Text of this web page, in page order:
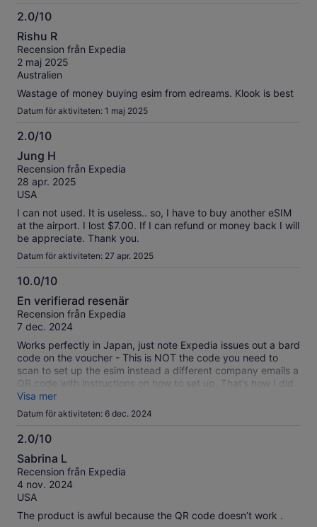
2.0/10
2.0
av
10
Rishu R
Recension från Expedia
2 maj 2025
Australien
Wastage of money buying esim from edreams. Klook is best
Datum för aktiviteten: 1 maj 2025
2.0/10
2.0
av
10
Jung H
Recension från Expedia
28 apr. 2025
USA
I can not used. It is useless.. so, I have to buy another eSIM
at the airport. I lost $7.00. If I can refund or money back I will
be appreciate. Thank you.
Datum för aktiviteten: 27 apr. 2025
10.0/10
10.0
av
10
En verifierad resenär
Recension från Expedia
7 dec. 2024
Works perfectly in Japan, just note Expedia issues out a bard
code on the voucher - This is NOT the code you need to
scan to set up the esim instead a different company emails a
QR code with instructions on how to set up. That’s how I did
mine on my iPhone 13
Visa mer
Datum för aktiviteten: 6 dec. 2024
2.0/10
2.0
av
10
Sabrina L
Recension från Expedia
4 nov. 2024
USA
The product is awful because the QR code doesn’t work .